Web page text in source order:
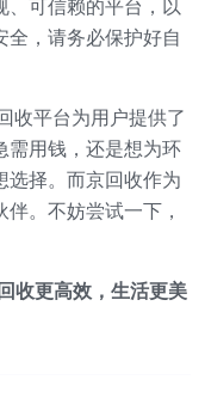
、可信赖的平台，以
，请务必保护好自
收平台为用户提供了
需用钱，还是想为环
选择。而京回收作为
。不妨尝试一下，
收更高效，生活更美